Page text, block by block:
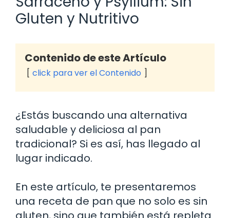
Gluten y Nutritivo
Contenido de este Artículo
click para ver el Contenido
¿Estás buscando una alternativa
saludable y deliciosa al pan
tradicional? Si es así, has llegado al
lugar indicado.
En este artículo, te presentaremos
una receta de pan que no solo es sin